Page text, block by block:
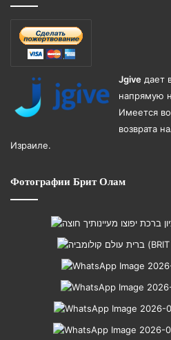
Jgiveдает
напрямую
Имеется
возврата
Израиле.
Фотографии Брит Олам